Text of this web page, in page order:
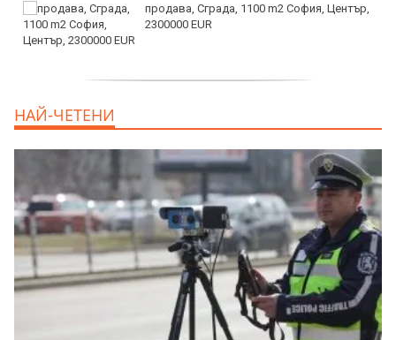
продава, Сграда, 1100 m2 София, Център,
2300000 EUR
НАЙ-ЧЕТЕНИ